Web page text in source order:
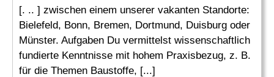
[. .. ] zwischen einem unserer vakanten Standorte:
Bielefeld, Bonn, Bremen, Dortmund, Duisburg oder
Münster. Aufgaben Du vermittelst wissenschaftlich
fundierte Kenntnisse mit hohem Praxisbezug, z. B.
für die Themen Baustoffe, [...]